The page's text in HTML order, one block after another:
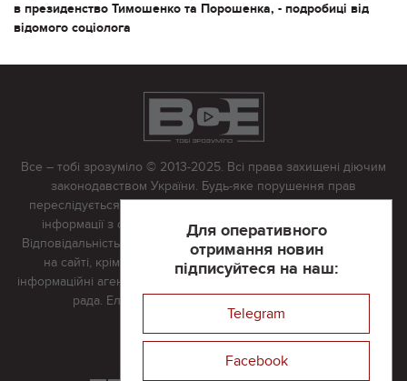
в президенство Тимошенко та Порошенка, - подробиці від
відомого соціолога
Для оперативного
отримання новин
підписуйтеся на наш:
Telegram
Facebook
Все – тобі зрозуміло © 2013-2025. Всі права захищені діючим
законодавством України. Будь-яке порушення прав
переслідується в судовому порядку. Будь-яке відтворення
інформації з сайту тільки з письмово дозволу редакції.
Відповідальність за достовірність усіх матеріалів, розміщених
на сайті, крім матеріалів, які містять посилання на інші
інформаційні агентства або інтернет-видання, несе редакційна
рада. Електронна пошта:
Реклама на сайті